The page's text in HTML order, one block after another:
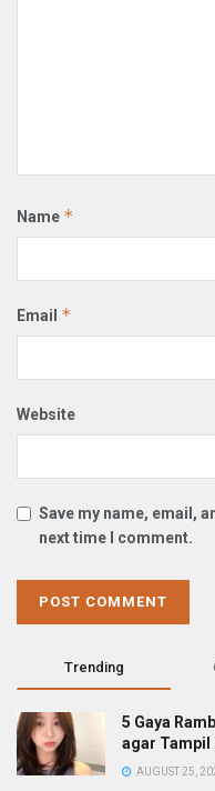
Name *
Email *
Website
Save my name, email,
next time I comment.
Trending
5 Gaya
agar Tampil
AUGUST 25,